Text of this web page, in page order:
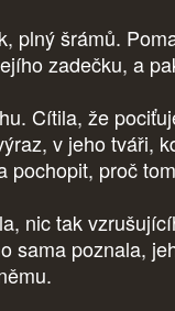
plný šrámů.
zadečku, a
Cítila, že
v jeho tváři,
pochopit, proč
nic tak
sama poznala,